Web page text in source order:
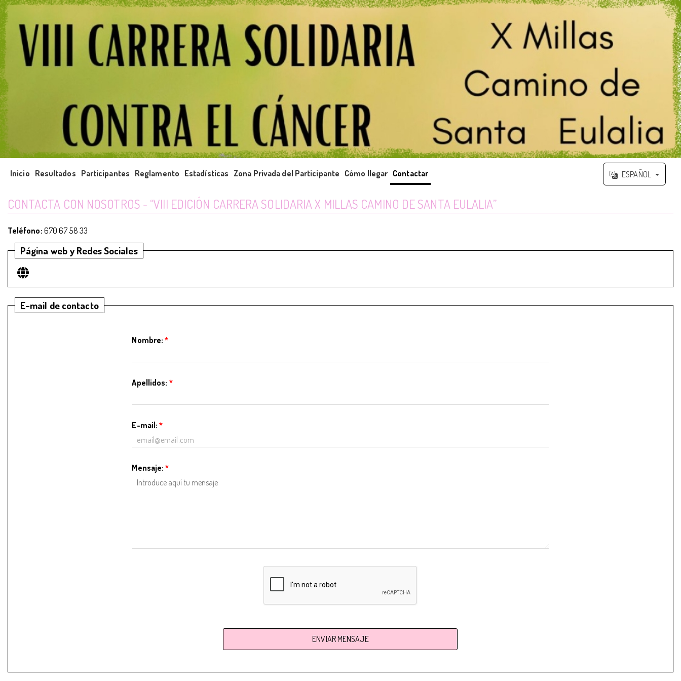
Inicio Resultados Participantes Reglamento Estadísticas Zona Privada del Participante Cómo llegar Contactar ESPAÑOL
CONTACTA CON NOSOTROS - “VIII EDICIÓN CARRERA SOLIDARIA X MILLAS CAMINO DE SANTA EULALIA”
Teléfono: 670 67 58 33
Página web y Redes Sociales
E-mail de contacto
Nombre:*
Apellidos: *
E-mail:*
Mensaje:*